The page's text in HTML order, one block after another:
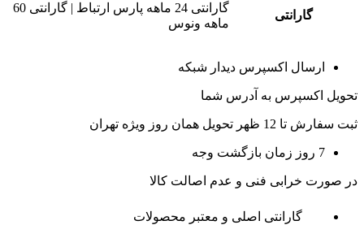
گارانتی
گارانتی 24 ماهه پارس ارتباط | گارانتی 60
ماهه ونوس
ارسال اکسپرس دیدار شبکه
تحویل اکسپرس به آدرس شما
ثبت سفارش تا 12 ظهر تحویل همان روز ویژه تهران
7 روز زمان بازگشت وجه
در صورت خرابی فنی و عدم اصالت کالا
گارانتی اصلی و معتبر محصولات